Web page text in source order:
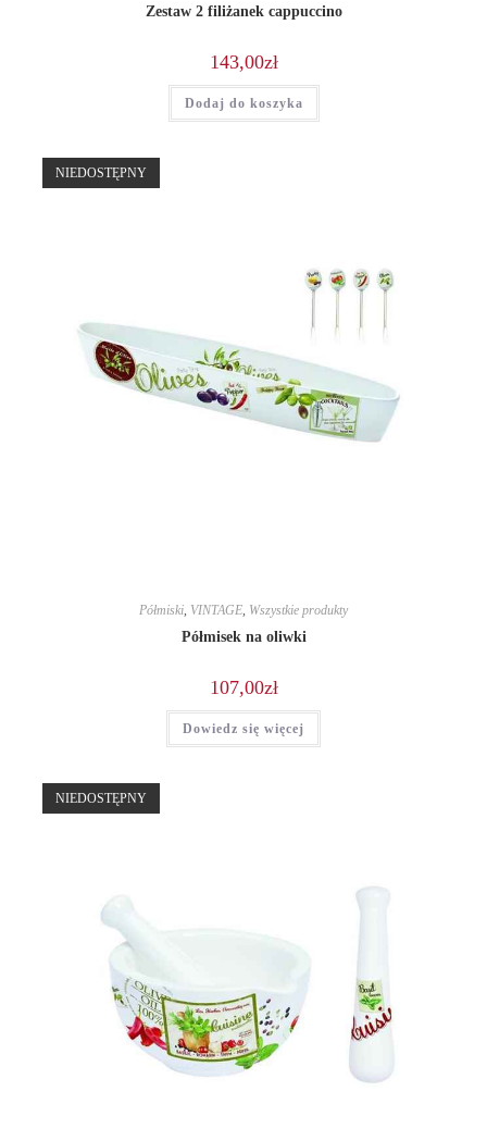
Zestaw 2 filiżanek cappuccino
143,00zł
Dodaj do koszyka
NIEDOSTĘPNY
Półmiski, VINTAGE, Wszystkie produkty
Półmisek na oliwki
107,00zł
Dowiedz się więcej
NIEDOSTĘPNY